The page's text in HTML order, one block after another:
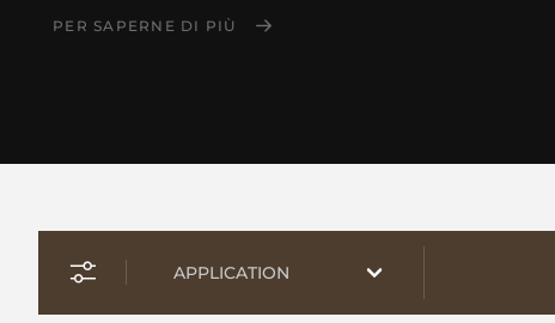
PER SAPERNE DI PIÙ